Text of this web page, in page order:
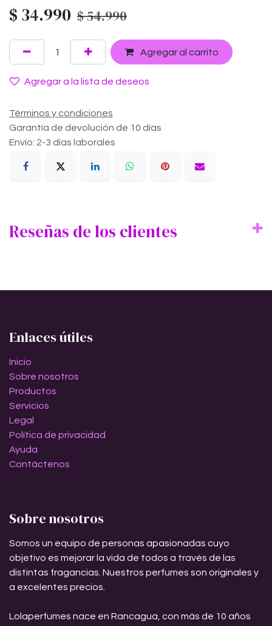
$ 34.990 $54.990
Agregar al carrito
Agregar a la lista de deseos
Términos y condiciones
Garantía de devolución de 10 días
Envío: 2-3 días laborales
Reseñas de los clientes
Enlaces útiles
Inicio
Sobre nosotros
Productos
Servicios
Legal
Política de privacidad
Ayuda
Contáctenos
Sobre nosotros
Somos un equipo de personas apasionadas cuyo
objetivo es mejorar la vida de todos a través de las
distintas fragancias. Nuestros perfumes son originales y
a excelentes precios.
Lolaperfumes nace en Rancagua, con más de 10 años